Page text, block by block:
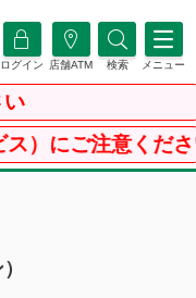
ログイン 店舗ATM 検索 メニュー
ださい